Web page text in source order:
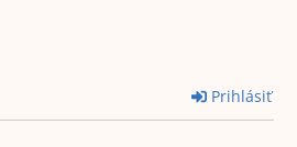
Prihlásiť